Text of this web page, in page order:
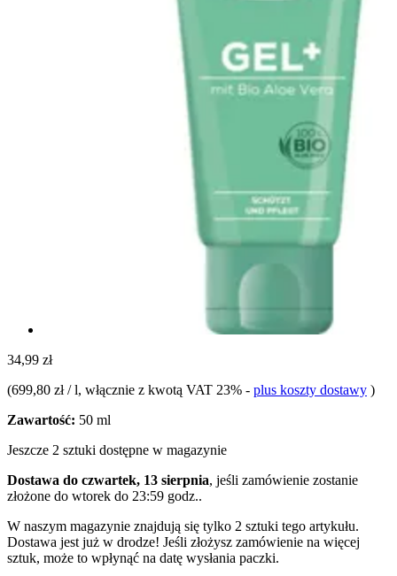
34,99 zł
(699,80 zł / l, włącznie z kwotą VAT 23% - plus koszty dostawy )
Zawartość: 50 ml
Jeszcze 2 sztuki dostępne w magazynie
Dostawa do czwartek, 13 sierpnia, jeśli zamówienie zostanie
złożone do wtorek do 23:59 godz..
W naszym magazynie znajdują się tylko 2 sztuki tego artykułu.
Dostawa jest już w drodze! Jeśli złożysz zamówienie na więcej
sztuk, może to wpłynąć na datę wysłania paczki.